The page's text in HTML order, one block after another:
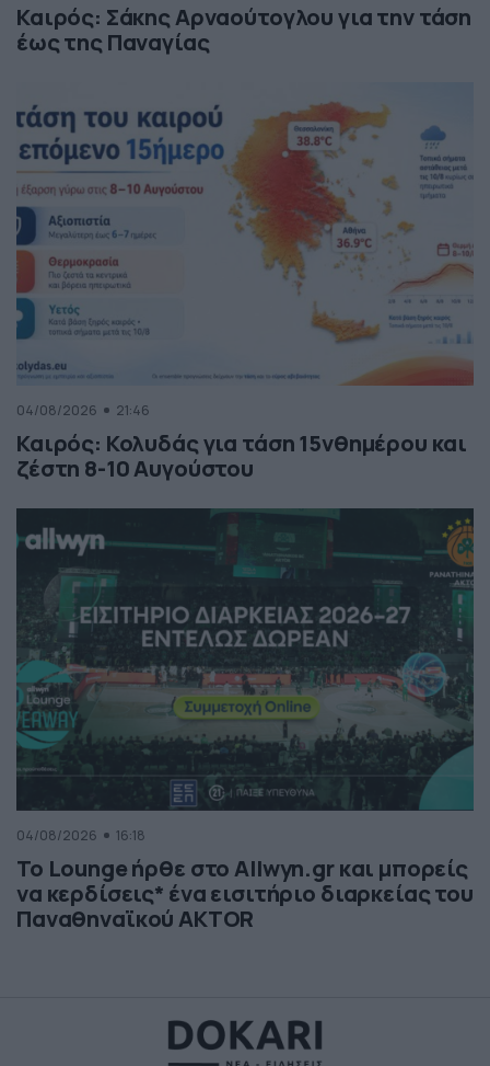
Καιρός: Σάκης Αρναούτογλου για την τάση
έως της Παναγίας
04/08/2026 21:46
Καιρός: Κολυδάς για τάση 15νθημέρου και
ζέστη 8-10 Αυγούστου
04/08/2026 16:18
Το Lounge ήρθε στο Allwyn.gr και μπορείς
να κερδίσεις* ένα εισιτήριο διαρκείας του
Παναθηναϊκού AKTOR